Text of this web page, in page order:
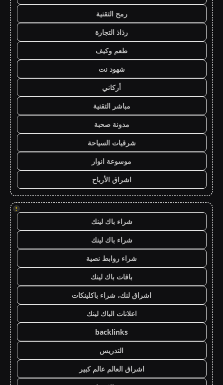
رمح التقنية
رذاذ التجارة
طعم وكيف
شهود نت
أركاني
مباشر التقنية
مدونة صحبة
شرقيات السياحة
موسوعة انوار
اشراق الأرباح
!
شراء باك لينك
شراء باك لينك
شراء روابط نصية
باقات باك لينك
اشراق لنك، شراء باكلينكات
اعلانات الباك لينك
backlinks
التدريس
اشراق العالم عالم كبير